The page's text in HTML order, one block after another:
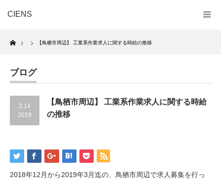
CIENS
Home
【鳥栖市周辺】 工業系作業求人に関する時給の推移
ブログ
3.14
2019
【鳥栖市周辺】 工業系作業求人に関する時給
の推移
2018年12月から2019年3月迄の、鳥栖市周辺で求人募集を行っ